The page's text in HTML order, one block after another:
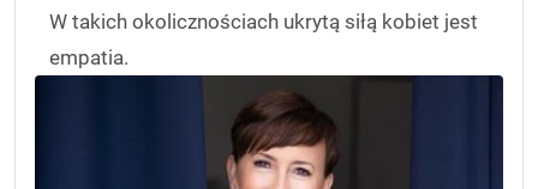
W takich okolicznościach ukrytą siłą kobiet jest
empatia.